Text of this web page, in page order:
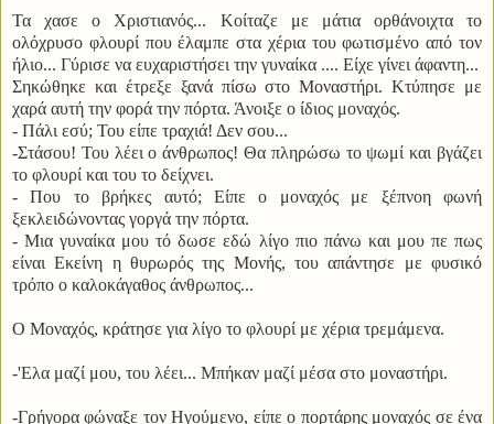
Τα χασε ο Χριστιανός... Κοίταζε με μάτια ορθάνοιχτα το
ολόχρυσο φλουρί που έλαμπε στα χέρια του φωτισμένο από τον
ήλιο... Γύρισε να ευχαριστήσει την γυναίκα .... Είχε γίνει άφαντη...
Σηκώθηκε και έτρεξε ξανά πίσω στο Μοναστήρι. Κτύπησε με
χαρά αυτή την φορά την πόρτα. Άνοιξε ο ίδιος μοναχός.
- Πάλι εσύ; Του είπε τραχιά! Δεν σου...
-Στάσου! Του λέει ο άνθρωπος! Θα πληρώσω το ψωμί και βγάζει
το φλουρί και του το δείχνει.
- Που το βρήκες αυτό; Είπε ο μοναχός με ξέπνοη φωνή
ξεκλειδώνοντας γοργά την πόρτα.
- Μια γυναίκα μου τό δωσε εδώ λίγο πιο πάνω και μου πε πως
είναι Εκείνη η θυρωρός της Μονής, του απάντησε με φυσικό
τρόπο ο καλοκάγαθος άνθρωπος...
Ο Μοναχός, κράτησε για λίγο το φλουρί με χέρια τρεμάμενα.
-'Ελα μαζί μου, του λέει... Μπήκαν μαζί μέσα στο μοναστήρι.
-Γρήγορα φώναξε τον Ηγούμενο, είπε ο πορτάρης μοναχός σε ένα